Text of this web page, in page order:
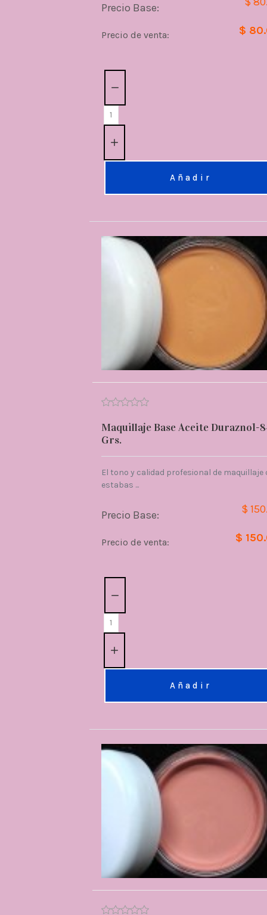
Precio Base:
Precio de venta: $
Añadir
Maquillaje Base Aceite Durazno1-
Grs.
El tono y calidad profesional de maquillaje
estabas ...
Precio Base: $
Precio de venta: $
Añadir